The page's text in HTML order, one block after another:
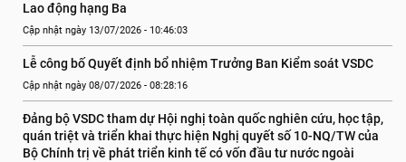
Lao động hạng Ba
Cập nhật ngày 13/07/2026 - 10:46:03
Lễ công bố Quyết định bổ nhiệm Trưởng Ban Kiểm soát VSDC
Cập nhật ngày 08/07/2026 - 08:28:16
Đảng bộ VSDC tham dự Hội nghị toàn quốc nghiên cứu, học tập,
quán triệt và triển khai thực hiện Nghị quyết số 10-NQ/TW của
Bộ Chính trị về phát triển kinh tế có vốn đầu tư nước ngoài